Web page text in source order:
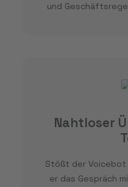
und
Nahtloser
Stößt der Voicebot
er das Gespräch